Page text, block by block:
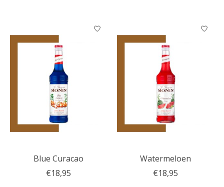
Blue Curacao
€18,95
Watermeloen
€18,95